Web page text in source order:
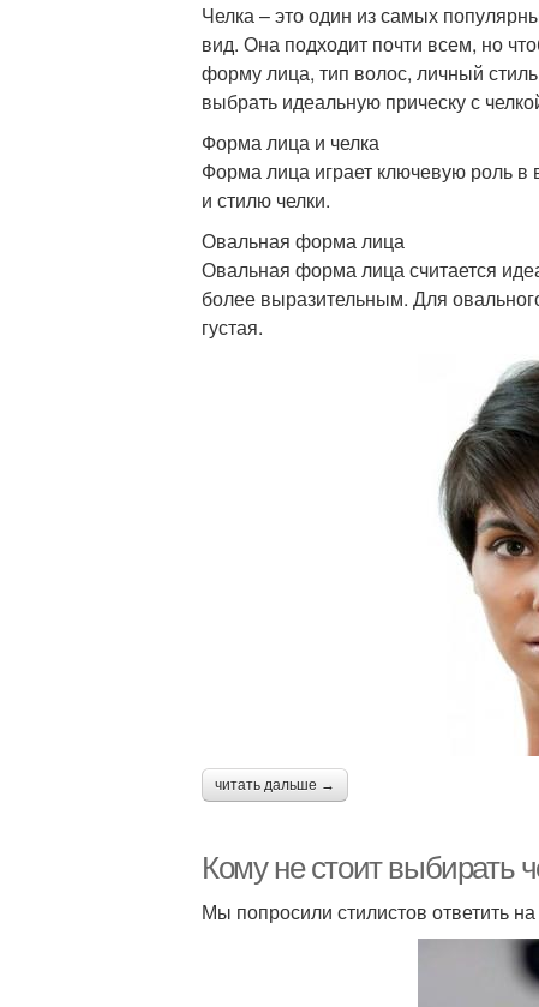
Челка – это один из самых
вид. Она подходит почти всем, но
форму лица, тип волос, личный
выбрать идеальную прическу с
Форма лица и челка
Форма лица играет ключевую роль
и стилю челки.
Овальная форма лица
Овальная форма лица считается
более выразительным. Для
густая.
читать дальше →
Кому не стоит выбирать
Мы попросили стилистов ответить